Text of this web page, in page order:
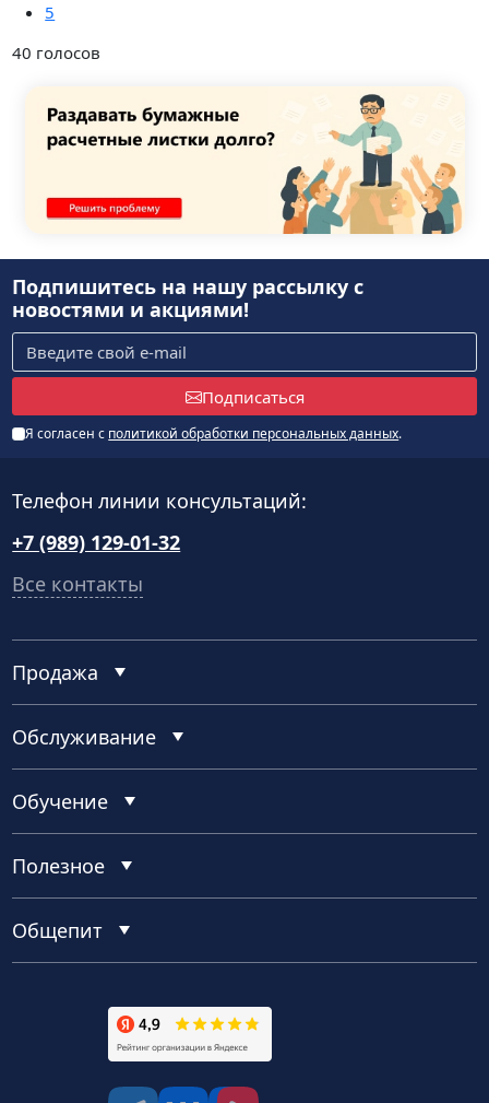
5
40 голосов
Подпишитесь на нашу рассылкус
новостями и акциями!
Подписаться
Я согласен с политикой обработки персональных данных.
Телефон линии консультаций:
+7 (989) 129-01-32
Все контакты
Продажа
Обслуживание
Обучение
Полезное
Общепит